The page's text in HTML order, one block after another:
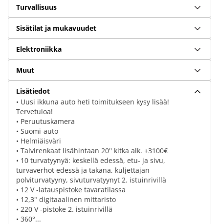
Turvallisuus
Sisätilat ja mukavuudet
Elektroniikka
Muut
Lisätiedot
• Uusi ikkuna auto heti toimitukseen kysy lisää!
Tervetuloa!
• Peruutuskamera
• Suomi-auto
• Helmiäisväri
• Talvirenkaat lisähintaan 20'' kitka alk. +3100€
• 10 turvatyynyä: keskellä edessä, etu- ja sivu,
turvaverhot edessä ja takana, kuljettajan
polviturvatyyny, sivuturvatyynyt 2. istuinrivillä
• 12 V -latauspistoke tavaratilassa
• 12,3" digitaaalinen mittaristo
• 220 V -pistoke 2. istuinrivillä
• 360°...